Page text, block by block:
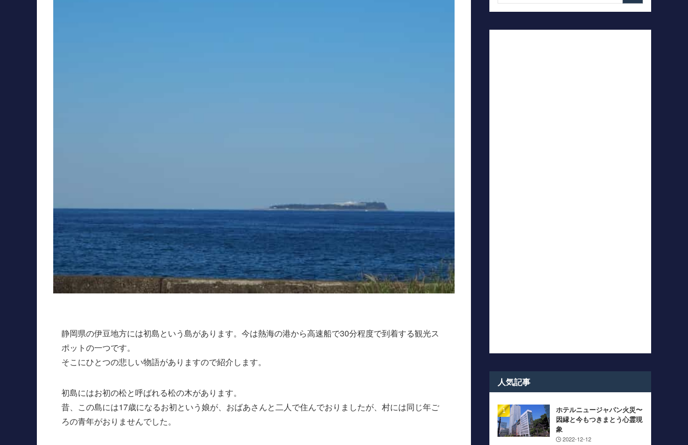
静岡県の伊豆地方には初島という島があります。今は熱海の港から高速船で30分程度で到着する観光ス
ポットの一つです。
そこにひとつの悲しい物語がありますので紹介します。
初島にはお初の松と呼ばれる松の木があります。
昔、この島には17歳になるお初という娘が、おばあさんと二人で住んでおりましたが、村には同じ年ご
ろの青年がおりませんでした。
人気記事
ホテルニュージャパン火災〜
因縁と今もつきまとう心霊現
象
2022-12-12